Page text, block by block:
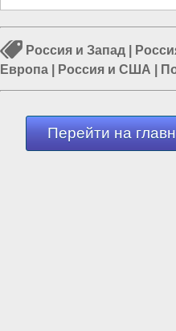
Россия и Запад
Европа
Россия и США
Россия и Украина
Перейти на